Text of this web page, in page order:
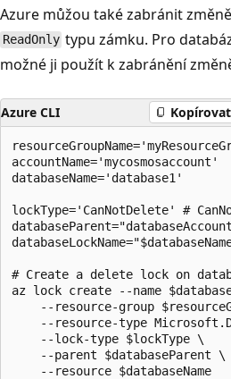
Azure můžou také zabránit
ReadOnly typu zámku. Pro
možné ji použít k zabránění
Azure CLI Kopírovat
accountName='mycosmosaccount'
databaseName='database1'
lockType='CanNotDelete' #
# Create a delete lock on
az lock create --name
--resource-group
--resource-type
    --lock-type $lockType \
    --parent $databaseParent \
    --resource $databaseName